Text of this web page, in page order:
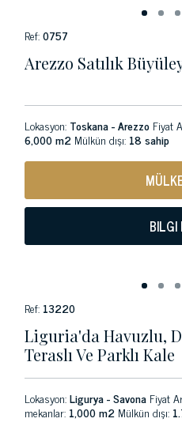
Ref:0757
Arezzo Satılık
Lokasyon: Toskana - Arezzo Fiyat
6,000 m2 Mülkün dışı: 18 sahip
BILGI
Ref: 13220
Liguria'da Havuzlu,
Teraslı Ve Parklı Kale
Lokasyon:Ligurya - Savona Fiyat
mekanlar: 1,000 m2 Mülkün dışı: